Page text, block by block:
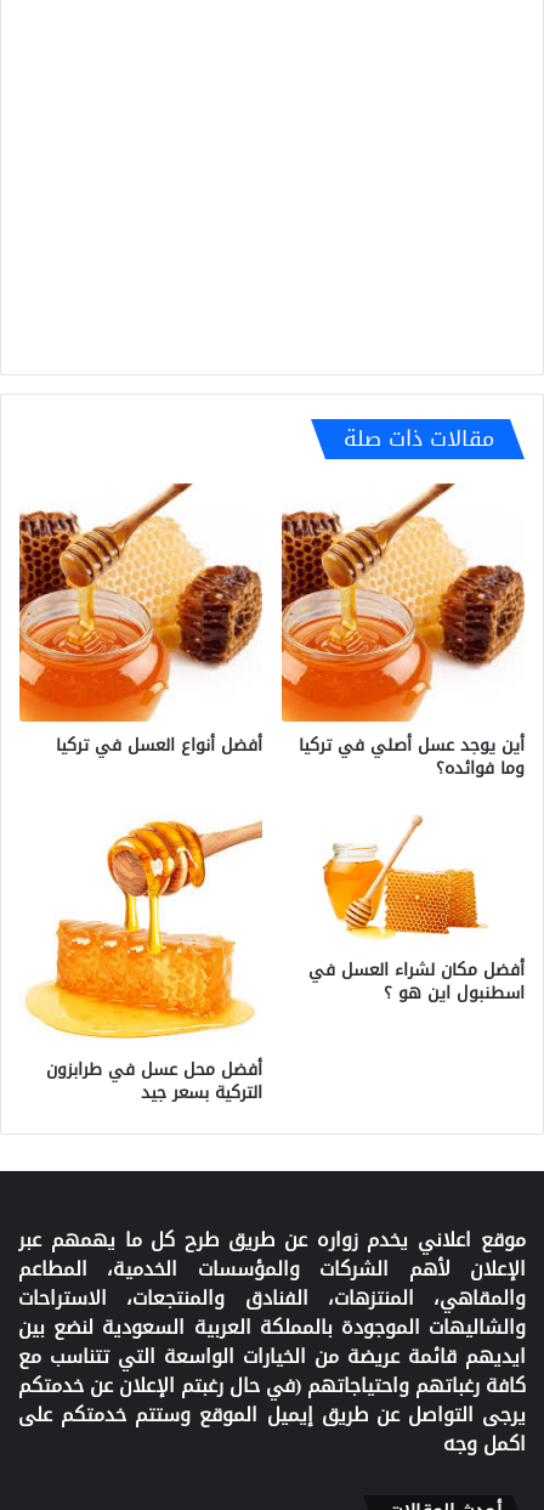
مقالات ذات صلة
أين يوجد عسل أصلي في تركيا
وما فوائده؟
أفضل أنواع العسل في تركيا
أفضل مكان لشراء العسل في
اسطنبول اين هو ؟
أفضل محل عسل في طرابزون
التركية بسعر جيد
موقع اعلاني يخدم زواره عن طريق طرح كل ما يهمهم عبر
الإعلان لأهم الشركات والمؤسسات الخدمية، المطاعم
والمقاهي، المنتزهات، الفنادق والمنتجعات، الاستراحات
والشاليهات الموجودة بالمملكة العربية السعودية لنضع بين
ايديهم قائمة عريضة من الخيارات الواسعة التي تتناسب مع
كافة رغباتهم واحتياجاتهم (في حال رغبتم الإعلان عن خدمتكم
يرجى التواصل عن طريق إيميل الموقع وستتم خدمتكم على
اكمل وجه